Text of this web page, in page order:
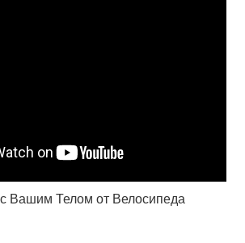
Вашим Телом от Велосипеда